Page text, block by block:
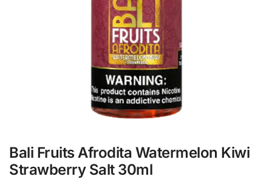
Bali Fruits Afrodita Watermelon Kiwi
Strawberry Salt 30ml